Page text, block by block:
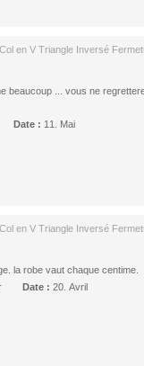
en V Triangle Inversé
beaucoup ... vous ne
Date : 11. Mai
en V Triangle Inversé
la robe vaut chaque centime.
Date : 20. Avril